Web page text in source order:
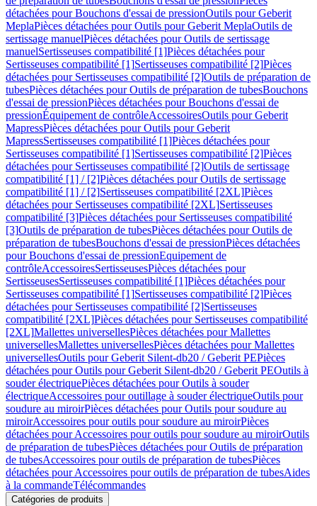
détachées pour Bouchons d'essai de pressionOutils pour Geberit
MeplaPièces détachées pour Outils pour Geberit MeplaOutils de
sertissage manuelPièces détachées pour Outils de sertissage
manuelSertisseuses compatibilité [1]Pièces détachées pour
Sertisseuses compatibilité [1]Sertisseuses compatibilité [2]Pièces
détachées pour Sertisseuses compatibilité [2]Outils de préparation de
tubesPièces détachées pour Outils de préparation de tubesBouchons
d'essai de pressionPièces détachées pour Bouchons d'essai de
pressionÉquipement de contrôleAccessoiresOutils pour Geberit
MapressPièces détachées pour Outils pour Geberit
MapressSertisseuses compatibilité [1]Pièces détachées pour
Sertisseuses compatibilité [1]Sertisseuses compatibilité [2]Pièces
détachées pour Sertisseuses compatibilité [2]Outils de sertissage
compatibilité [1] / [2]Pièces détachées pour Outils de sertissage
compatibilité [1] / [2]Sertisseuses compatibilité [2XL]Pièces
détachées pour Sertisseuses compatibilité [2XL]Sertisseuses
compatibilité [3]Pièces détachées pour Sertisseuses compatibilité
[3]Outils de préparation de tubesPièces détachées pour Outils de
préparation de tubesBouchons d'essai de pressionPièces détachées
pour Bouchons d'essai de pressionEquipement de
contrôleAccessoiresSertisseusesPièces détachées pour
SertisseusesSertisseuses compatibilité [1]Pièces détachées pour
Sertisseuses compatibilité [1]Sertisseuses compatibilité [2]Pièces
détachées pour Sertisseuses compatibilité [2]Sertisseuses
compatibilité [2XL]Pièces détachées pour Sertisseuses compatibilité
[2XL]Mallettes universellesPièces détachées pour Mallettes
universellesMallettes universellesPièces détachées pour Mallettes
universellesOutils pour Geberit Silent-db20 / Geberit PEPièces
détachées pour Outils pour Geberit Silent-db20 / Geberit PEOutils à
souder électriquePièces détachées pour Outils à souder
électriqueAccessoires pour outillage à souder électriqueOutils pour
soudure au miroirPièces détachées pour Outils pour soudure au
miroirAccessoires pour outils pour soudure au miroirPièces
détachées pour Accessoires pour outils pour soudure au miroirOutils
de préparation de tubesPièces détachées pour Outils de préparation
de tubesAccessoires pour outils de préparation de tubesPièces
détachées pour Accessoires pour outils de préparation de tubesAides
à la commandeTélécommandes
Catégories de produits